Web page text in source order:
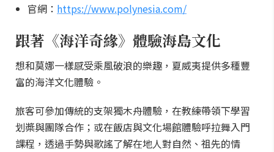
官網： https://www.polynesia.com/
跟著《海洋奇緣》體驗海島文化
想和莫娜一樣感受乘風破浪的樂趣，夏威夷提供多種豐
富的海洋文化體驗。
旅客可參加傳統的支架獨木舟體驗，在教練帶領下學習
划槳與團隊合作；或在飯店與文化場館體驗呼拉舞入門
課程，透過手勢與歌謠了解在地人對自然、祖先的情